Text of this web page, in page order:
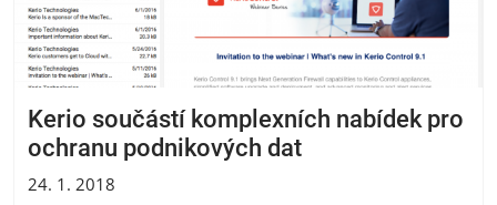
Kerio součástí komplexních nabídek pro
ochranu podnikových dat
24. 1. 2018